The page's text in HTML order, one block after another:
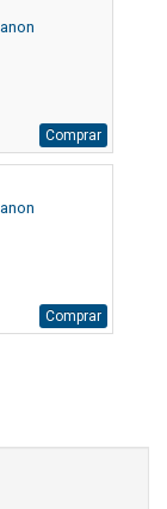
Comprar
Comprar